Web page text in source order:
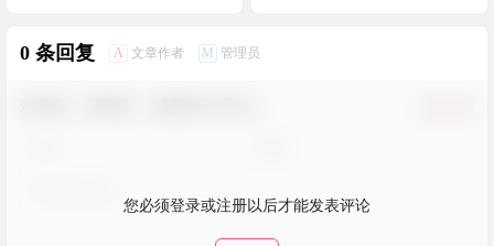
0 条回复 A 文章作者 M 管理员
您必须登录或注册以后才能发表评论